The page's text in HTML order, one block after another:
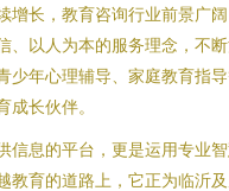
增长，教育咨询行业前景广
、以人为本的服务理念，不
少年心理辅导、家庭教育指
长伙伴。
信息的平台，更是运用专业
教育的道路上，它正为临沂